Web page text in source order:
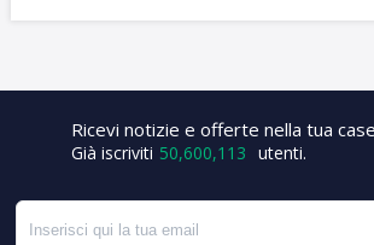
Ricevi notizie e offerte nella tua
Già iscriviti 50,600,120 utenti.